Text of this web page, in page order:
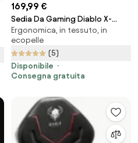
169,99 €
Sedia Da Gaming Diablo X-
Gamer 2.0 Normal Size: Snow
white
Ergonomica, in tessuto, in
ecopelle
(5)
Disponibile
Consegna gratuita